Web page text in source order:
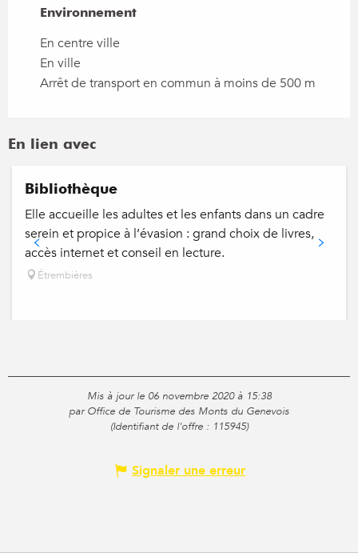
Environnement
Environnement
En centre ville
En ville
Arrêt de transport en commun à moins de 500 m
En lien avec
Bibliothèque
Elle accueille les adultes et les enfants dans un cadre
serein et propice à l’évasion : grand choix de livres,
accès internet et conseil en lecture.
Étrembières
Mis à jour le 06 novembre 2020 à 15:38
par Office de Tourisme des Monts du Genevois
(Identifiant de l'offre : 115945)
Signaler une erreur